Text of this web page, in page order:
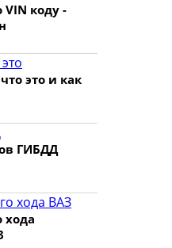
VIN коду -
это и как
ГИБДД
хода